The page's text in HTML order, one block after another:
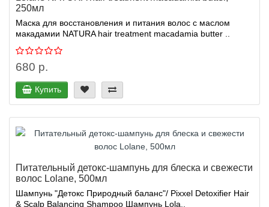
250мл
Маска для восстановления и питания волос с маслом
макадамии NATURA hair treatment macadamia butter ..
680 р.
Купить
Питательный детокс-шампунь для блеска и свежести
волос Lolane, 500мл
Шампунь "Детокс Природный баланс"/ Pixxel Detoxifier Hair
& Scalp Balancing Shampoo Шампунь Lola..